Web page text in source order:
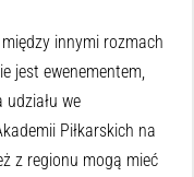
między innymi rozmach
jest ewenementem,
we
Piłkarskich na
z regionu mogą mieć